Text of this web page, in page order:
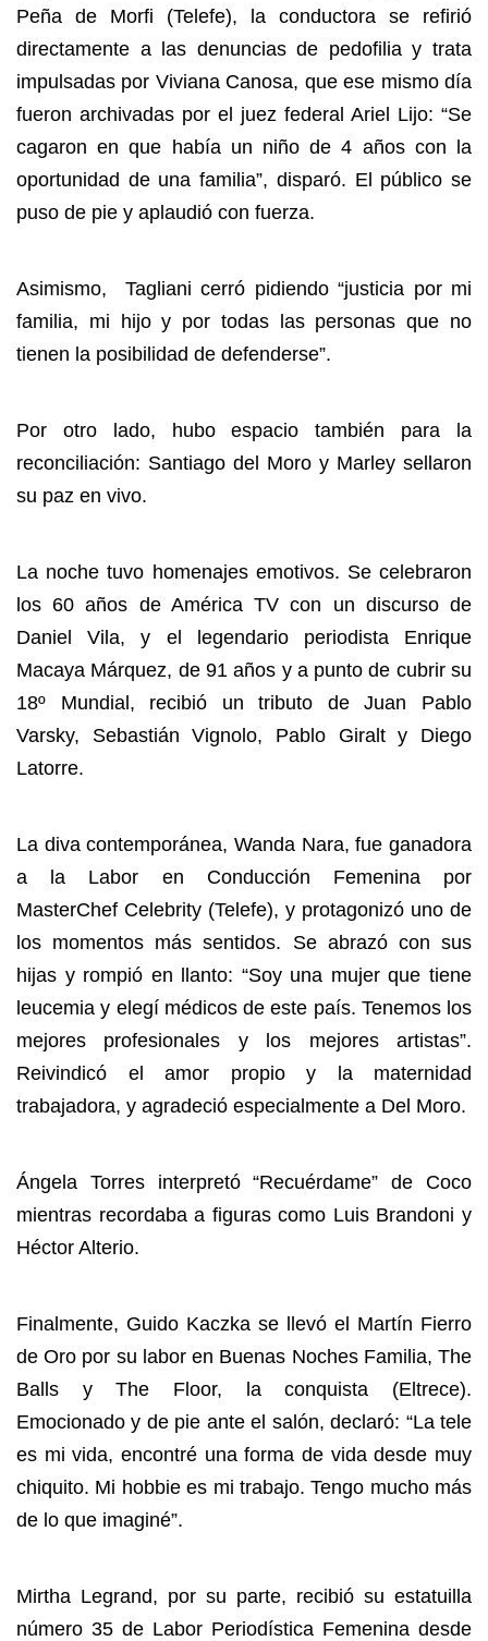
Peña de Morfi (Telefe), la conductora se refirió
directamente a las denuncias de pedofilia y trata
impulsadas por Viviana Canosa, que ese mismo día
fueron archivadas por el juez federal Ariel Lijo: “Se
cagaron en que había un niño de 4 años con la
oportunidad de una familia”, disparó. El público se
puso de pie y aplaudió con fuerza.
Asimismo, Tagliani cerró pidiendo “justicia por mi
familia, mi hijo y por todas las personas que no
tienen la posibilidad de defenderse”.
Por otro lado, hubo espacio también para la
reconciliación: Santiago del Moro y Marley sellaron
su paz en vivo.
La noche tuvo homenajes emotivos. Se celebraron
los 60 años de América TV con un discurso de
Daniel Vila, y el legendario periodista Enrique
Macaya Márquez, de 91 años y a punto de cubrir su
18º Mundial, recibió un tributo de Juan Pablo
Varsky, Sebastián Vignolo, Pablo Giralt y Diego
Latorre.
La diva contemporánea, Wanda Nara, fue ganadora
a la Labor en Conducción Femenina por
MasterChef Celebrity (Telefe), y protagonizó uno de
los momentos más sentidos. Se abrazó con sus
hijas y rompió en llanto: “Soy una mujer que tiene
leucemia y elegí médicos de este país. Tenemos los
mejores profesionales y los mejores artistas”.
Reivindicó el amor propio y la maternidad
trabajadora, y agradeció especialmente a Del Moro.
Ángela Torres interpretó “Recuérdame” de Coco
mientras recordaba a figuras como Luis Brandoni y
Héctor Alterio.
Finalmente, Guido Kaczka se llevó el Martín Fierro
de Oro por su labor en Buenas Noches Familia, The
Balls y The Floor, la conquista (Eltrece).
Emocionado y de pie ante el salón, declaró: “La tele
es mi vida, encontré una forma de vida desde muy
chiquito. Mi hobbie es mi trabajo. Tengo mucho más
de lo que imaginé”.
Mirtha Legrand, por su parte, recibió su estatuilla
número 35 de Labor Periodística Femenina desde